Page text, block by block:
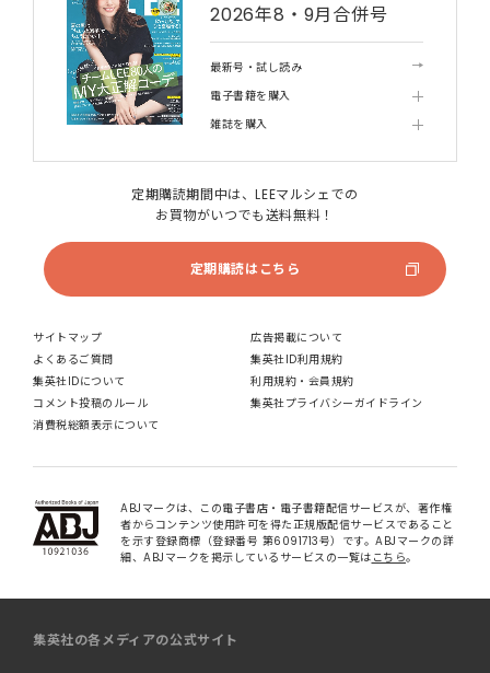
2026年8・9月合併号
最新号・試し読み
電子書籍を購入
雑誌を購入
定期購読期間中は、LEEマルシェでの
お買物がいつでも送料無料！
定期購読はこちら
サイトマップ
広告掲載について
よくあるご質問
集英社ID利用規約
集英社IDについて
利用規約・会員規約
コメント投稿のルール
集英社プライバシーガイドライン
消費税総額表示について
ABJマークは、この電子書店・電子書籍配信サービスが、著作権
者からコンテンツ使用許可を得た正規版配信サービスであること
を示す登録商標（登録番号 第6091713号）です。ABJマークの詳
細、ABJマークを掲示しているサービスの一覧は こちら。
集英社の各メディアの公式サイト